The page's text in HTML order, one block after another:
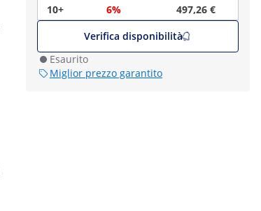
10+
6%
497,26 €
Verifica disponibilità
Esaurito
Miglior prezzo garantito